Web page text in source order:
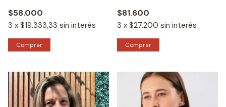
$58.000
3 x $19.333,33 sin interés
Comprar
$81.600
3 x $27.200 sin interés
Comprar